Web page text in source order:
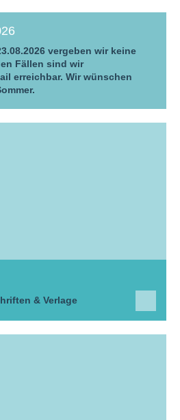
vergeben wir keine
Fällen sind wir
erreichbar. Wir wünschen
& Verlage